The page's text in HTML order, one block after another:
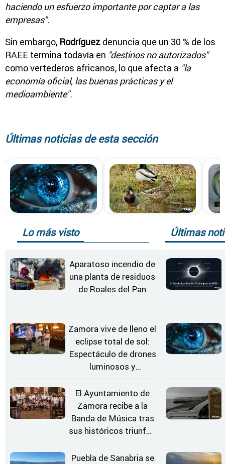
haciendo un esfuerzo importante por captar a las
empresas".
Sin embargo, Rodríguez denuncia que un 30 % de los
RAEE termina todavía en "destinos no autorizados"
como vertederos africanos, lo que afecta a "la
economía oficial, las buenas prácticas y el
medioambiente".
Últimas noticias de esta sección
Lo más visto
Aparatoso incendio de
una planta de residuos
de Roales del Pan
Zamora vive de lleno el
eclipse total de sol:
Espectáculo de drones
luminosos y
Estrellas
El Ayuntamiento de
Zamora recibe a la
Banda de Música tras
sus históricos triunfos
Puebla de Sanabria se
Últimas